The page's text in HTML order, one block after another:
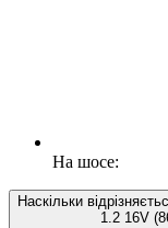
На шосе:
Наскільки
1.2 16V